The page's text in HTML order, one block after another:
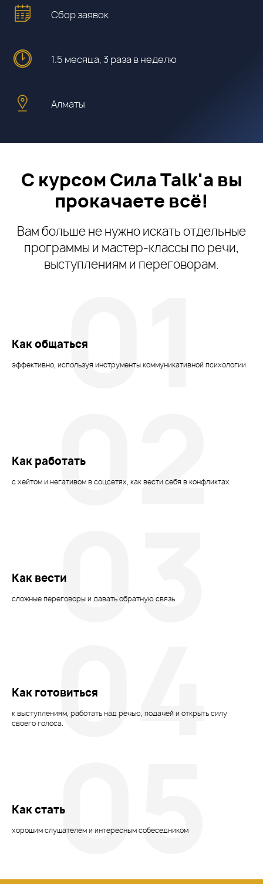
Сбор заявок
1.5 месяца, 3 раза в неделю
Алматы
С курсом Сила Talk'a вы
прокачаете всё!
Вам больше не нужно искать отдельные
программы и мастер-классы по речи,
выступлениям и переговорам.
Как общаться
эффективно, используя инструменты коммуникативной психологии
01
Как работать
с хейтом и негативом в соцсетях, как вести себя в конфликтах
02
Как вести
сложные переговоры и давать обратную связь
03
Как готовиться
к выступлениям, работать над речью, подачей и открыть силу
своего голоса.04
Как стать
хорошим слушателем и интересным собеседником
05